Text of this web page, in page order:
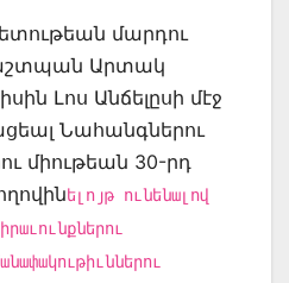
մարդու
Արտակ
Լոս Անճելըսի մէջ
Նահանգներու
միութեան 30-րդ
ելոյթ ունենալով